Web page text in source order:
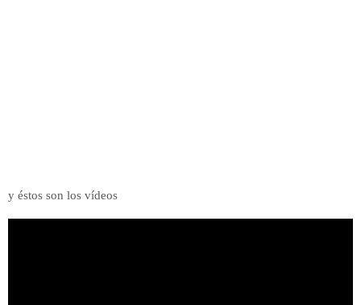
y éstos son los vídeos